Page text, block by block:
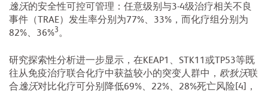
逸沃的安全性可控可管理：任意级别与3-4级治疗相关不良
事件（TRAE）发生率分别为77%、33%，而化疗组分别为
82%、36%3。
研究探索性分析进一步显示，在KEAP1、STK11或TP53等既
往从免疫治疗联合化疗中获益较小的突变人群中， 欧狄沃联
合逸沃对比化疗可分别降低69%、22%、28%死亡风险[4]，